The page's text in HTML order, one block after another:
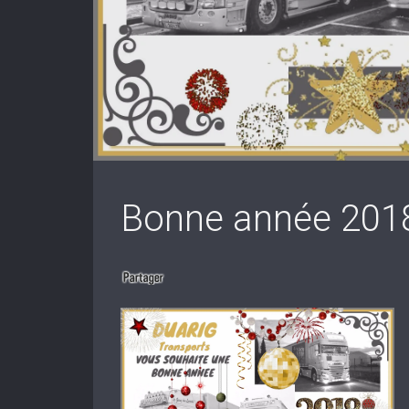
Bonne année